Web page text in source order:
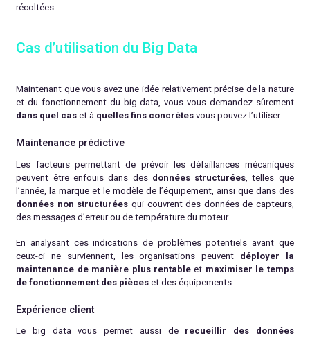
récoltées.
Cas d’utilisation du Big Data
Maintenant que vous avez une idée relativement précise de la nature
et du fonctionnement du big data, vous vous demandez sûrement
dans quel cas et à quelles fins concrètes vous pouvez l’utiliser.
Maintenance prédictive
Les facteurs permettant de prévoir les défaillances mécaniques
peuvent être enfouis dans des données structurées , telles que
l’année, la marque et le modèle de l’équipement, ainsi que dans des
données non structurées qui couvrent des données de capteurs,
des messages d’erreur ou de température du moteur.
En analysant ces indications de problèmes potentiels avant que
ceux-ci ne surviennent, les organisations peuvent déployer la
maintenance de manière plus rentable et maximiser le temps
de fonctionnement des pièces et des équipements.
Expérience client
Le big data vous permet aussi de recueillir des données